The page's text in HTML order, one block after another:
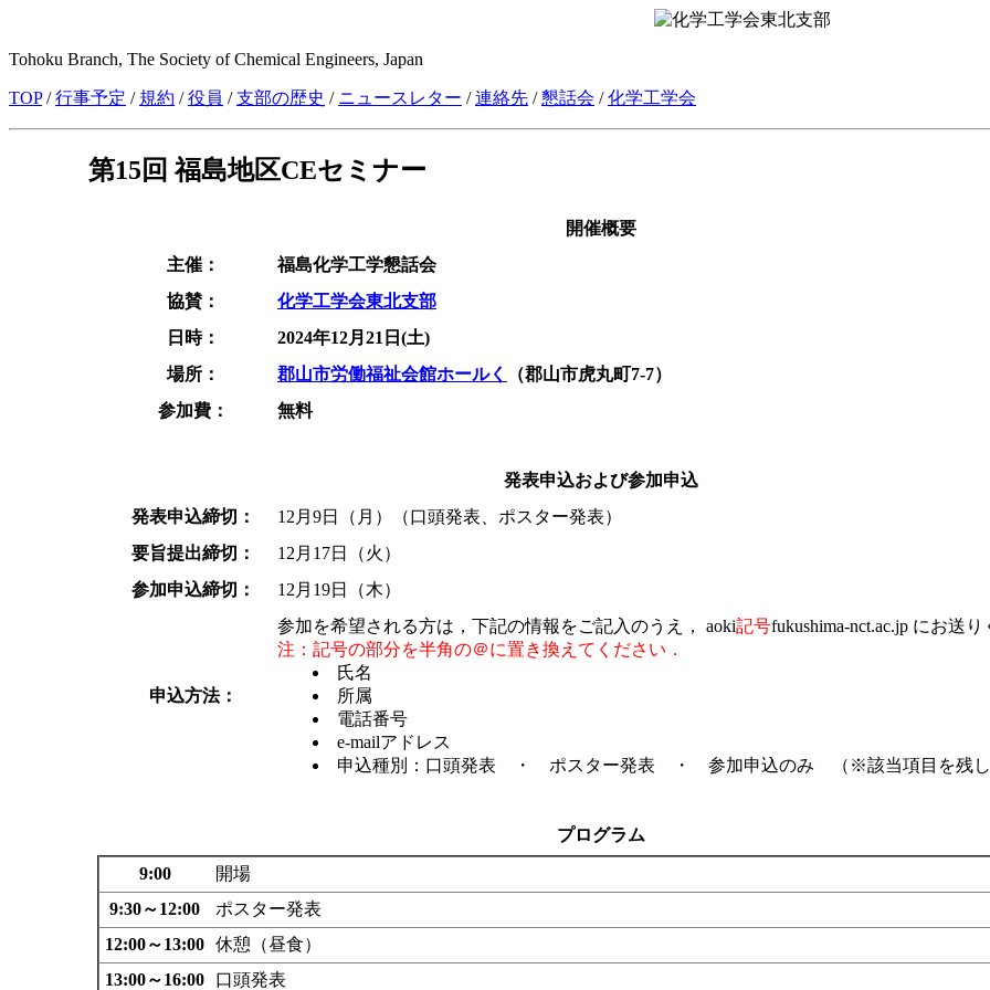
Tohoku Branch, The Society of Chemical Engineers, Japan
TOP/行事予定 / 規約 /役員 /支部の歴史 / ニュースレター /連絡先 /懇話会 /化学工学会
第15回 福島地区CEセミナー
開催概要
主催：
福島化学工学懇話会
協賛：
化学工学会東北支部
日時：
2024年12月21日(土)
場所：
郡山市労働福祉会館ホールく
（郡山市虎丸町7-7）
参加費：
無料
発表申込および参加申込
発表申込締切：
12月9日（月）（口頭発表、ポスター発表）
要旨提出締切：
12月17日（火）
参加申込締切：
12月19日（木）
申込方法：
参加を希望される方は，下記の情報をご記入のうえ， aoki記号fukushima-nct.ac.jp にお送り
注：記号の部分を半角の＠に置き換えてください．
氏名
所属
電話番号
e-mailアドレス
申込種別：口頭発表 ・ ポスター発表 ・ 参加申込のみ （※該当項目を残し
プログラム
9:00
開場
9:30～12:00
ポスター発表
12:00～13:00 休憩（昼食）
13:00～16:00
口頭発表